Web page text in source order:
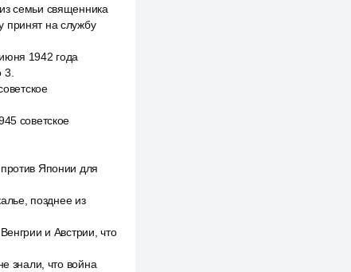
семьи священника
принят на службу
1942 года
советское
Японии для
позднее из
и Австрии, что
знали, что война